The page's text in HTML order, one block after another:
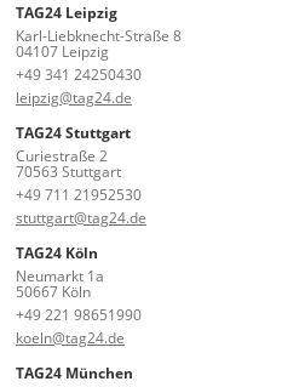
TAG24 Leipzig
Karl-Liebknecht-Straße 8
04107 Leipzig
+49 341 24250430
leipzig@tag24.de
TAG24 Stuttgart
Curiestraße 2
70563 Stuttgart
+49 711 21952530
stuttgart@tag24.de
TAG24 Köln
Neumarkt 1a
50667 Köln
+49 221 98651990
koeln@tag24.de
TAG24 München